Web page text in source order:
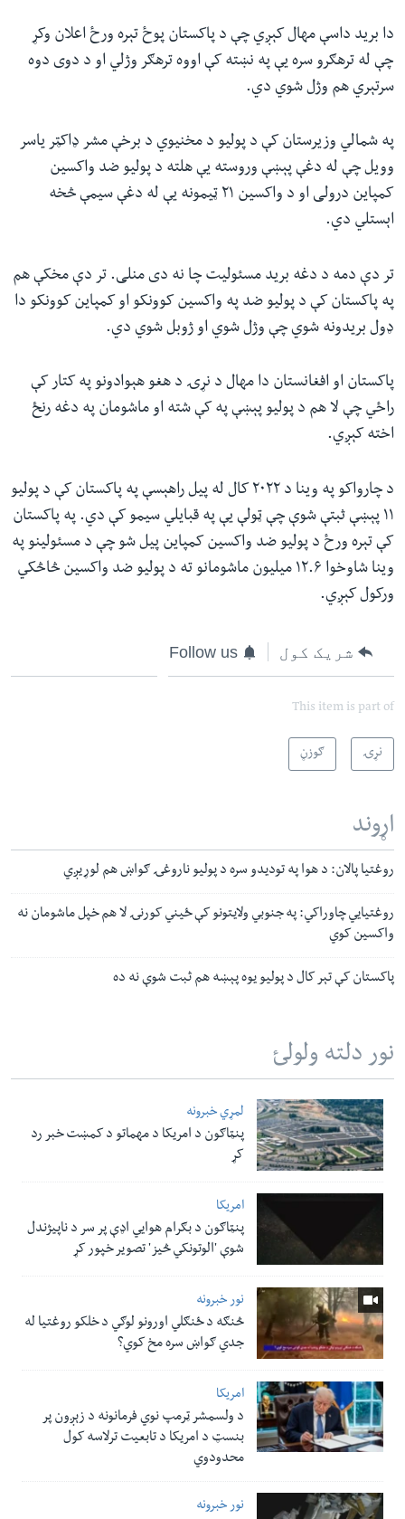
دا برید داسې مهال کېږي چې د پاکستان پوځ تېره ورځ اعلان وکړ
چې له ترهګرو سره یې په نښته کې اووه ترهګر وژلي او د دوی دوه
سرتېري هم وژل شوي دي.
په شمالي وزیرستان کې د پولیو د مخنیوي د برخې مشر ډاکټر یاسر
وویل چې له دغې پېښې وروسته یې هلته د پولیو ضد واکسین
کمپاین درولی او د واکسین ۲۱ ټیمونه یې له دغې سیمې څخه
اېستلي دي.
تر دې دمه د دغه برید مسئولیت چا نه دی منلی. تر دې مخکې هم
په پاکستان کې د پولیو ضد په واکسین کوونکو او کمپاین کوونکو دا
ډول بریدونه شوي چې وژل شوي او ژوبل شوي دي.
پاکستان او افغانستان دا مهال د نړۍ د هغو هېوادونو په کتار کې
راځي چې لا هم د پولیو پېښې په کې شته او ماشومان په دغه رنځ
اخته کېږي.
د چارواکو په وینا د ۲۰۲۲ کال له پیل راهېسې په پاکستان کې د پولیو
۱۱ پېښې ثبتې شوې چې ټولې یې په قبایلي سیمو کې دي. په پاکستان
کې تېره ورځ د پولیو ضد واکسین کمپاین پیل شو چې د مسئولینو په
وینا شاوخوا ۱۲.۶ میلیون ماشومانو ته د پولیو ضد واکسین څاڅکي
ورکول کېږي.
شریک کول Follow us
This item is part of
نړۍ ګوزڼ
اړوند
روغتیا پالان: د هوا په تودیدو سره د پولیو ناروغۍ ګواښ هم لوړیږي
روغتیایي چاوراکي: په جنوبي ولایتونو کې ځیني کورنۍ لا هم خپل ماشومان نه
واکسین کوي
پاکستان کې تېر کال د پولیو یوه پېښه هم ثبت شوې نه ده
نور دلته ولولئ
لمړي خبرونه
پنټاګون د امریکا د مهماتو د کمښت خبر رد
کړ
امریکا
پنټاګون د بګرام هوایي اډې پر سر د ناپيژندل
شوې 'الوتونکي څيز' تصویر خپور کړ
نور خبرونه
څنګه د ځنګلي اورونو لوګي د خلکو روغتیا له
جدي ګواښ سره مخ کوي؟
امریکا
د ولسمشر ټرمپ نوي فرمانونه د زېږون پر
بنسټ د امریکا د تابعیت ترلاسه کول
محدودوي
نور خبرونه